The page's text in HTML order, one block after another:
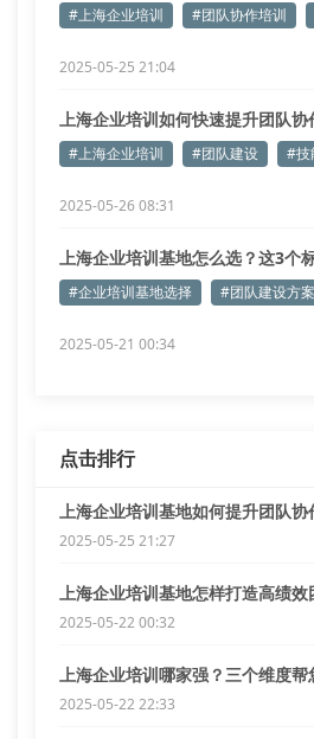
#上海企业培训 #团队协作培训
2025-05-25 21:04
上海企业培训如何快速提升团队协
#上海企业培训 #团队建设 #技
2025-05-26 08:31
上海企业培训基地怎么选？这3个
#企业培训基地选择 #团队建设方案
2025-05-21 00:34
点击排行
上海企业培训基地如何提升团队协
2025-05-25 21:27
上海企业培训基地怎样打造高绩效
2025-05-22 00:32
上海企业培训哪家强？三个维度帮
2025-05-22 22:33